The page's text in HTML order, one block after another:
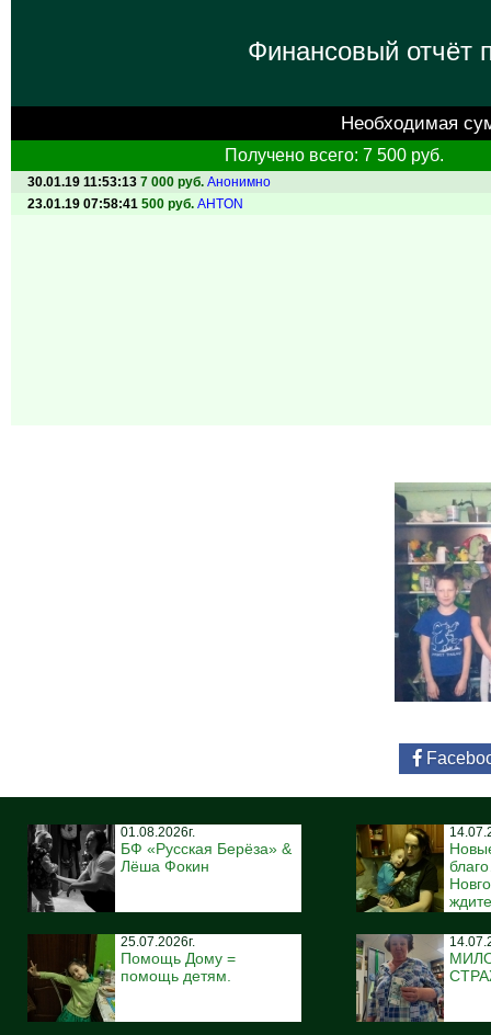
Финансовый отчёт
Необходимая
Получено всего: 7 500 руб.
30.01.19 11:53:13 7 000 руб. Анонимно
23.01.19 07:58:41 500 руб. AHTON
01.08.2026г.
БФ «Русская Берёза» &
Лёша Фокин
25.07.2026г.
Помощь Дому =
помощь детям.